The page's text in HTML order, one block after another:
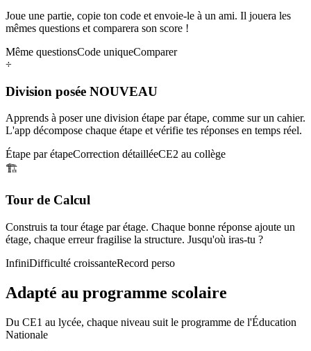
Joue une partie, copie ton code et envoie-le à un ami. Il jouera les
mêmes questions et comparera son score !
Même questionsCode uniqueComparer
÷
Division posée NOUVEAU
Apprends à poser une division étape par étape, comme sur un cahier.
L'app décompose chaque étape et vérifie tes réponses en temps réel.
Étape par étapeCorrection détailléeCE2 au collège
🏗️
Tour de Calcul
Construis ta tour étage par étage. Chaque bonne réponse ajoute un
étage, chaque erreur fragilise la structure. Jusqu'où iras-tu ?
InfiniDifficulté croissanteRecord perso
Adapté au programme scolaire
Du CE1 au lycée, chaque niveau suit le programme de l'Éducation
Nationale